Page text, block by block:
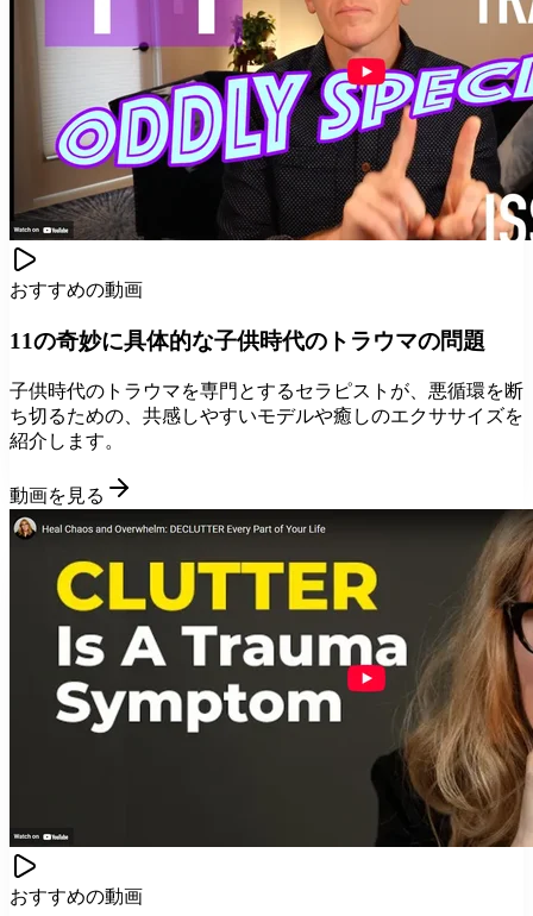
おすすめの動画
11の奇妙に具体的な子供時代のトラウマの問題
子供時代のトラウマを専門とするセラピストが、悪循環を断
ち切るための、共感しやすいモデルや癒しのエクササイズを
紹介します。
動画を見る
おすすめの動画